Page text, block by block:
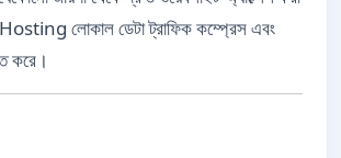
লোকাল ডেটা ট্রাফিক কম্প্রেস এবং
করে।